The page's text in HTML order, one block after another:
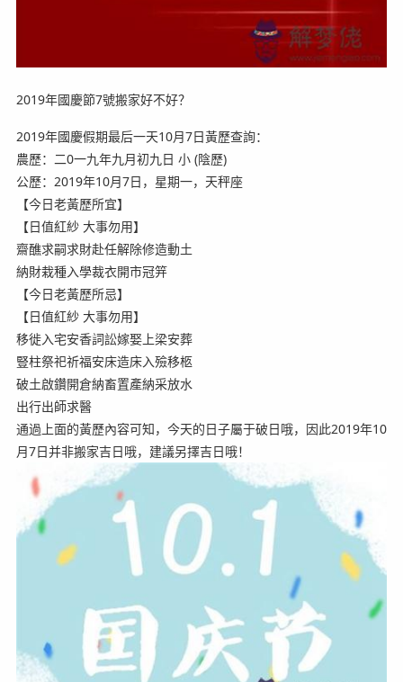
2019年國慶節7號搬家好不好？
2019年國慶假期最后一天10月7日黃歷查詢：
農歷：二0一九年九月初九日 小 (陰歷)
公歷：2019年10月7日，星期一，天秤座
【今日老黃歷所宜】
【日值紅紗 大事勿用】
齋醮求嗣求財赴任解除修造動土
納財栽種入學裁衣開市冠笄
【今日老黃歷所忌】
【日值紅紗 大事勿用】
移徙入宅安香詞訟嫁娶上梁安葬
豎柱祭祀祈福安床造床入殮移柩
破土啟鑽開倉納畜置產納采放水
出行出師求醫
通過上面的黃歷內容可知，今天的日子屬于破日哦，因此2019年10
月7日并非搬家吉日哦，建議另擇吉日哦！